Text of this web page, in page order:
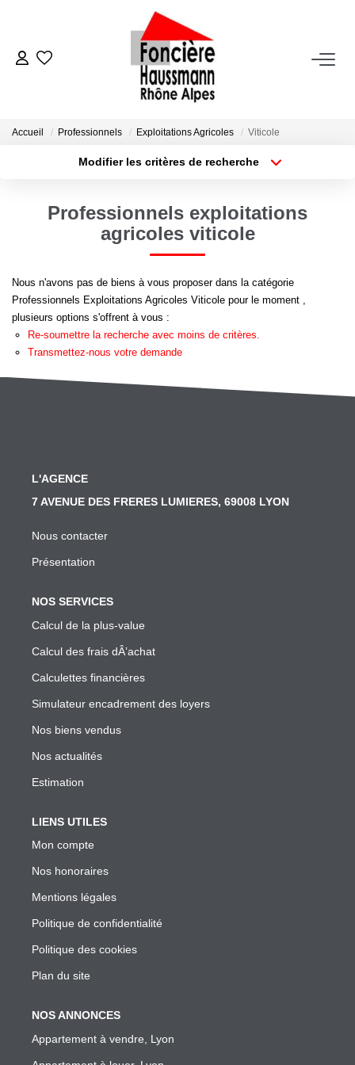
ACHETER
LOUER
Nos Biens En Location
Estimation
Nous Contacter
Notre Conseil Pour Changer De Syndic
Notre Extranet Pour Le Conseil Syndical Et Les
FAIRE GÉRER
Nos Services Gestion
Conseil En Investissement
Garantie Des Loyers Impayés
Diagnostics Techniques Obligatoires
Mise En Location De Votre Bien
Estimation De Mon Loyer Depuis L'encadrement À
EXTRANET
Accueil Professionnels Exploitations Agricoles Viticole
Modifier les critères de recherche
Type de bien
Surface min
Créer une alerte
Professionnels exploitations
agricoles viticole
Nous n'avons pas de biens à vous proposer dans la catégorie
Professionnels Exploitations Agricoles Viticole pour le moment ,
plusieurs options s'offrent à vous :
Re-soumettre la recherche avec moins de critères.
Transmettez-nous votre demande
L'AGENCE
7 AVENUE DES FRERES LUMIERES, 69008 LYON
Nous contacter
Présentation
NOS SERVICES
Calcul de la plus-value
Calcul des frais dÂ’achat
Calculettes financières
Simulateur encadrement des loyers
Nos biens vendus
Nos actualités
Estimation
LIENS UTILES
Mon compte
Nos honoraires
Mentions légales
Politique de confidentialité
Politique des cookies
Plan du site
NOS ANNONCES
Appartement à vendre, Lyon